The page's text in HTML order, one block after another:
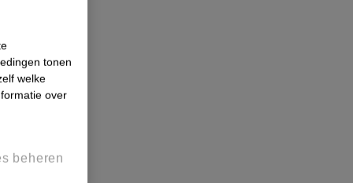
bescherm
zacht
tonen
welke
over
beheren